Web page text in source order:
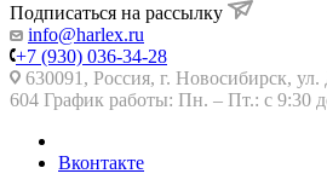
Подписаться на рассылку
info@harlex.ru
+7 (930) 036-34-28
630091, Россия, г. Новосибирск,
604 График работы: Пн. – Пт.: с 9:30
Вконтакте